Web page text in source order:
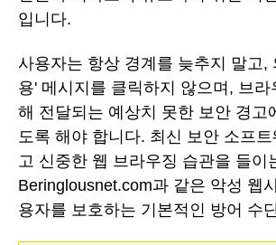
입니다.
사용자는 항상 경계를 늦추지 말고,
용' 메시지를 클릭하지 않으며, 브라
해 전달되는 예상치 못한 보안 경고
도록 해야 합니다. 최신 보안 소프
고 신중한 웹 브라우징 습관을 들이
Beringlousnet.com과 같은 악성 웹
용자를 보호하는 기본적인 방어 수